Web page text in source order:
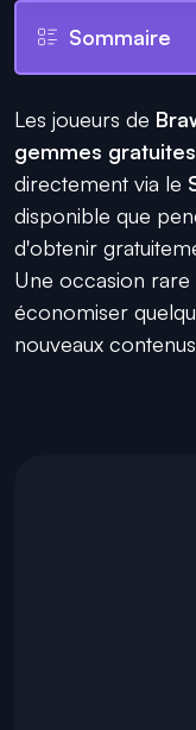
Sommaire
Les joueurs de
gemmes gratuites
directement via le
disponible que
d'obtenir
Une occasion rare
économiser
nouveaux